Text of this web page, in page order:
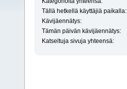
Tällä hetkellä käyttäjiä paikalla:
Kävijäennätys:
Tämän päivän kävijäennätys:
Katseltuja sivuja yhteensä: